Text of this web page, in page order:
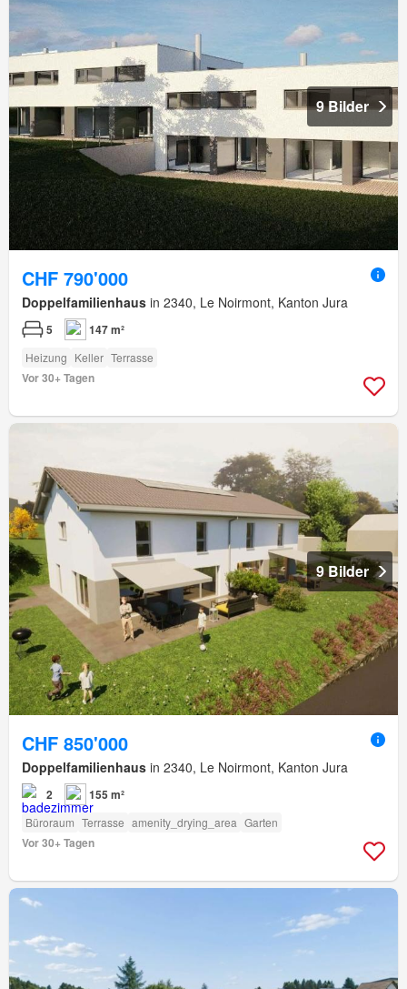
9 Bilder
CHF 790'000
Doppelfamilienhaus in 2340, Le Noirmont, Kanton Jura
5 147 m²
Heizung Keller Terrasse
Vor 30+ Tagen
9 Bilder
CHF 850'000
Doppelfamilienhaus in 2340, Le Noirmont, Kanton Jura
2 155 m²
Büroraum Terrasse amenity_drying_area Garten
Vor 30+ Tagen